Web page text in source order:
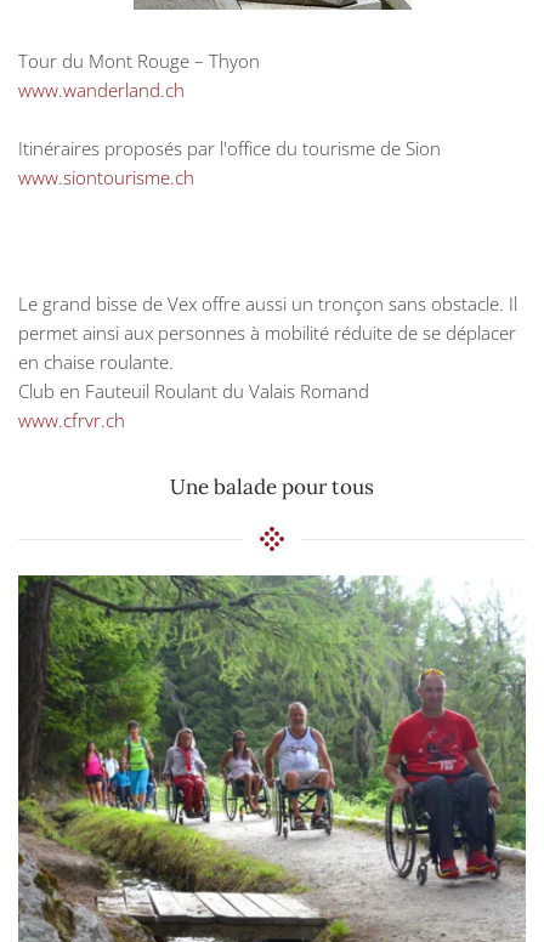
Tour du Mont Rouge – Thyon
www.wanderland.ch
Itinéraires proposés par l'office du tourisme de Sion
www.siontourisme.ch
Le grand bisse de Vex offre aussi un tronçon sans obstacle. Il
permet ainsi aux personnes à mobilité réduite de se déplacer
en chaise roulante.
Club en Fauteuil Roulant du Valais Romand
www.cfrvr.ch
Une balade pour tous